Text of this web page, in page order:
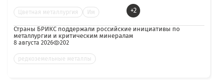
Цветная металлургия Им +2
Страны БРИКС поддержали российские инициативы по
металлургии и критическим минералам
8 августа 2026 202
редкоземельные металлы